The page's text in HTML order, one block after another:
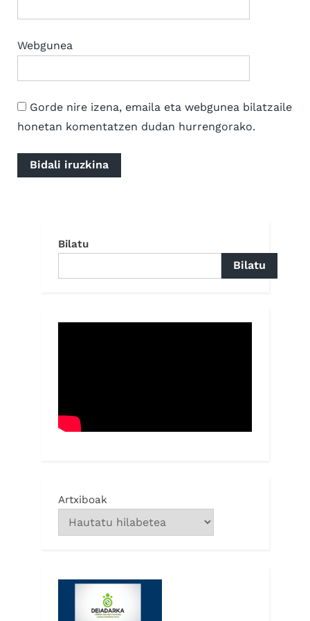
Webgunea
Gorde nire izena, emaila eta webgunea bilatzaile
honetan komentatzen dudan hurrengorako.
Bilatu
Bilatu
Artxiboak